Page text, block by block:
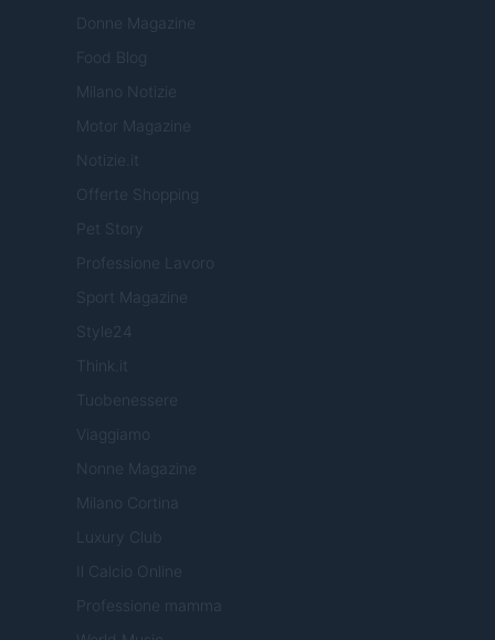
Donne Magazine
Food Blog
Milano Notizie
Motor Magazine
Notizie.it
Offerte Shopping
Pet Story
Professione Lavoro
Sport Magazine
Style24
Think.it
Tuobenessere
Viaggiamo
Nonne Magazine
Milano Cortina
Luxury Club
Il Calcio Online
Professione mamma